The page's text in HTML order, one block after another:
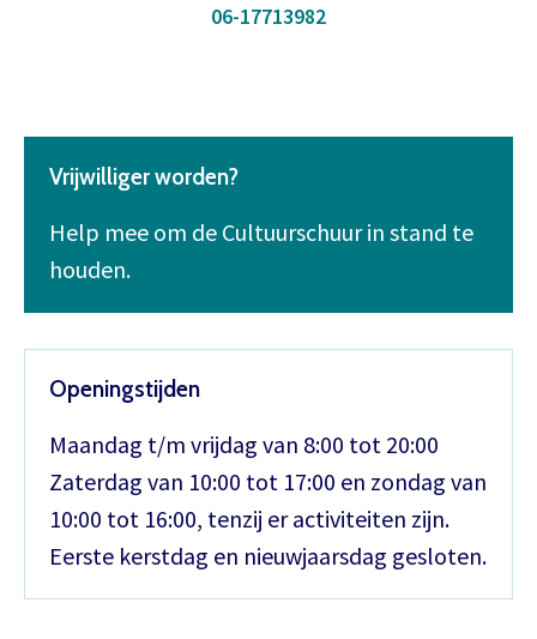
06-17713982
Vrijwilliger worden?
Help mee om de Cultuurschuur in stand te
houden.
Openingstijden
Maandag t/m vrijdag van 8:00 tot 20:00
Zaterdag van 10:00 tot 17:00 en zondag van
10:00 tot 16:00, tenzij er activiteiten zijn.
Eerste kerstdag en nieuwjaarsdag gesloten.